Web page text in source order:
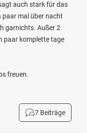
auch stark für das
paar mal über nacht
garnichts. Außer 2
paar komplette tage
freuen.
7 Beiträge